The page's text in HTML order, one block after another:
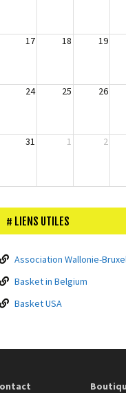
17 18 19
24 25 26
31 1 2
LIENS UTILES
Association Wallonie-
Basket in Belgium
Basket USA